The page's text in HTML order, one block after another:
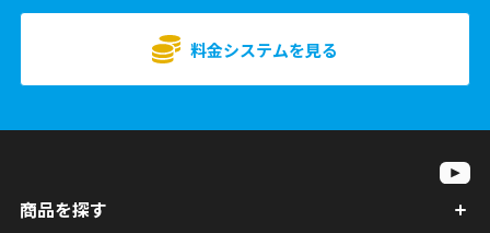
料金システムを見る
商品を探す